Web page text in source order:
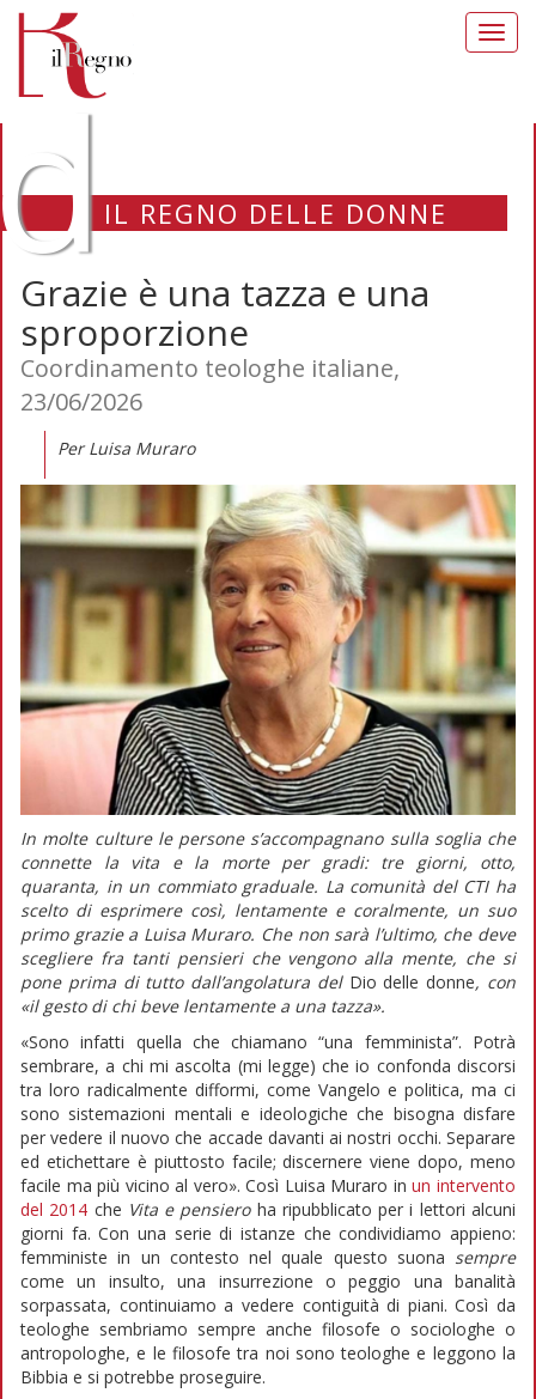
IL REGNO DELLE DONNE
Grazie è una tazza e una
sproporzione
Coordinamento teologhe italiane,
23/06/2026
Per Luisa Muraro
In molte culture le persone s’accompagnano sulla soglia che
connette la vita e la morte per gradi: tre giorni, otto,
quaranta, in un commiato graduale. La comunità del CTI ha
scelto di esprimere così, lentamente e coralmente, un suo
primo grazie a Luisa Muraro. Che non sarà l’ultimo, che deve
scegliere fra tanti pensieri che vengono alla mente, che si
pone prima di tutto dall’angolatura del Dio delle donne, con
«il gesto di chi beve lentamente a una tazza».
«Sono infatti quella che chiamano “una femminista”. Potrà
sembrare, a chi mi ascolta (mi legge) che io confonda discorsi
tra loro radicalmente difformi, come Vangelo e politica, ma ci
sono sistemazioni mentali e ideologiche che bisogna disfare
per vedere il nuovo che accade davanti ai nostri occhi. Separare
ed etichettare è piuttosto facile; discernere viene dopo, meno
facile ma più vicino al vero». Così Luisa Muraro inun intervento
del 2014 che Vita e pensieroha ripubblicato per i lettori alcuni
giorni fa. Con una serie di istanze che condividiamo appieno:
femministe in un contesto nel quale questo suona sempre
come un insulto, una insurrezione o peggio una banalità
sorpassata, continuiamo a vedere contiguità di piani. Così da
teologhe sembriamo sempre anche filosofe o sociologhe o
antropologhe, e le filosofe tra noi sono teologhe e leggono la
Bibbia e si potrebbe proseguire.